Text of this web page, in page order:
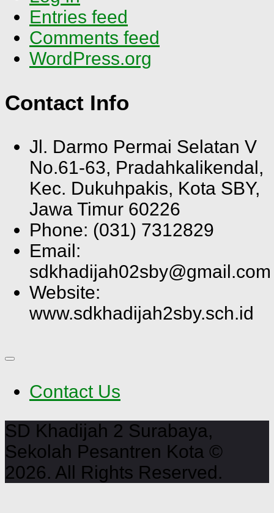
Entries feed
Comments feed
WordPress.org
Contact Info
Jl. Darmo Permai Selatan V
No.61-63, Pradahkalikendal,
Kec. Dukuhpakis, Kota SBY,
Jawa Timur 60226
Phone: (031) 7312829
Email:
sdkhadijah02sby@gmail.com
Website:
www.sdkhadijah2sby.sch.id
Contact Us
SD Khadijah 2 Surabaya,
Sekolah Pesantren Kota ©
2026. All Rights Reserved.